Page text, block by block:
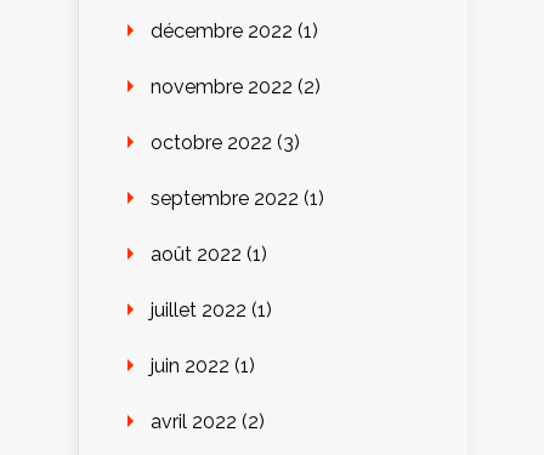
décembre 2022 (1)
novembre 2022 (2)
octobre 2022 (3)
septembre 2022 (1)
août 2022 (1)
juillet 2022 (1)
juin 2022 (1)
avril 2022 (2)